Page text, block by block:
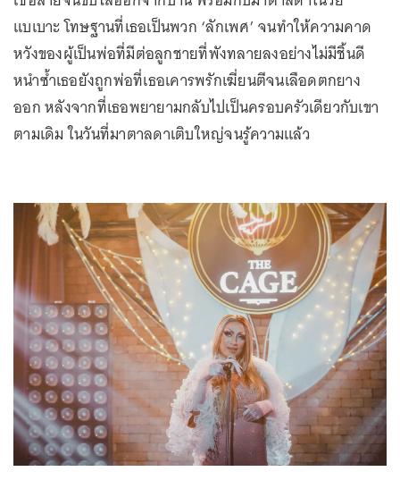
แบเบาะ โทษฐานที่เธอเป็นพวก ‘ลักเพศ’ จนทำให้ความคาด
หวังของผู้เป็นพ่อที่มีต่อลูกชายที่พังทลายลงอย่างไม่มีชิ้นดี
หนำซ้ำเธอยังถูกพ่อที่เธอเคารพรักเฆี่ยนตีจนเลือดตกยาง
ออก หลังจากที่เธอพยายามกลับไปเป็นครอบครัวเดียวกับเขา
ตามเดิม ในวันที่มาตาลดาเติบใหญ่จนรู้ความแล้ว